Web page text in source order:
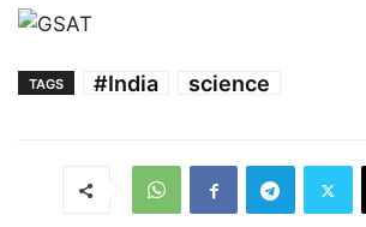
TAGS #India science